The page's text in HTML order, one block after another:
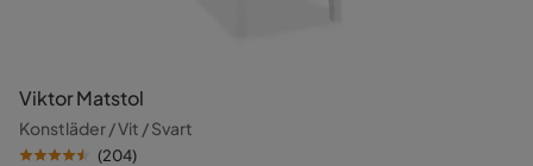
Viktor Matstol
Konstläder / Vit / Svart
(204)